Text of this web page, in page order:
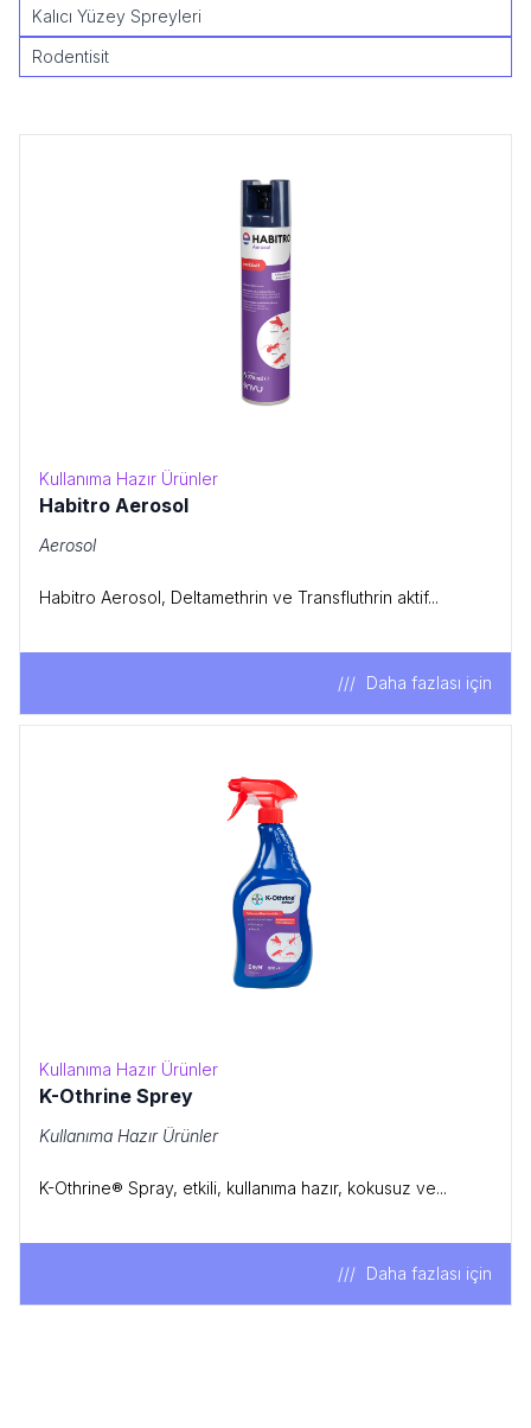
Kalıcı Yüzey Spreyleri
Rodentisit
Kullanıma Hazır Ürünler
Habitro Aerosol
Aerosol
Habitro Aerosol, Deltamethrin ve Transfluthrin aktif...
Daha fazlası için
Kullanıma Hazır Ürünler
K-Othrine Sprey
Kullanıma Hazır Ürünler
K-Othrine® Spray, etkili, kullanıma hazır, kokusuz ve...
Daha fazlası için